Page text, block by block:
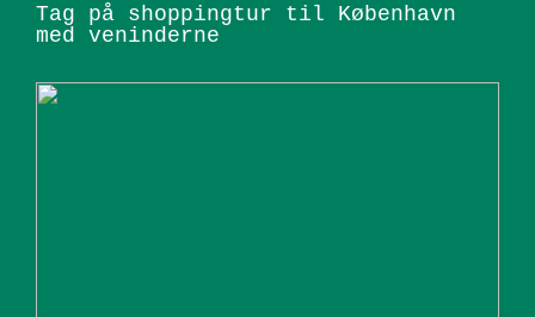
Tag på shoppingtur til København
med veninderne